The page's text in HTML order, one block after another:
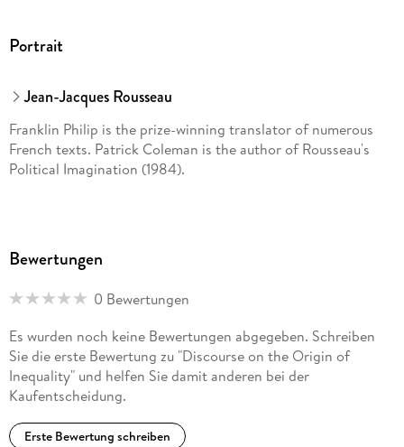
Portrait
Jean-Jacques Rousseau
Franklin Philip is the prize-winning translator of numerous
French texts. Patrick Coleman is the author of Rousseau's
Political Imagination (1984).
Bewertungen
0 Bewertungen
Es wurden noch keine Bewertungen abgegeben. Schreiben
Sie die erste Bewertung zu "Discourse on the Origin of
Inequality" und helfen Sie damit anderen bei der
Kaufentscheidung.
Erste Bewertung schreiben